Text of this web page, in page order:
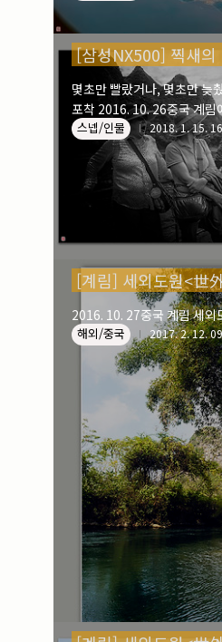
[삼성NX500] 찍새의
몇초만 빨랐거나, 몇초만 늦
포착 2016. 10. 26중국 계림
스넵/인물 2018. 1. 15.
[계림] 세외도원<世
2016. 10. 27중국 계림 세외
해외/중국 2017. 2. 12.